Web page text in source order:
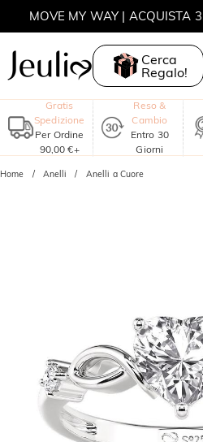
MOVE MY WAY | ACQUISTA
Cerca
Regalo!
Gratis
Spedizione
Per Ordine
90,00 €+
Reso &
Cambio
Entro 30
Giorni
Home Anelli Anelli a Cuore